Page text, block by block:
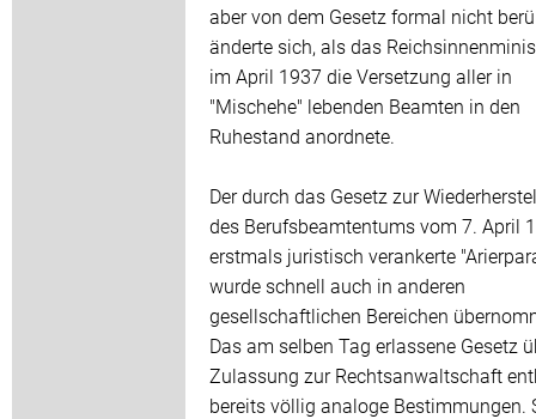
aber von dem Gesetz formal nicht
änderte sich, als das
im April 1937 die Versetzung aller in
"Mischehe" lebenden Beamten in den
Ruhestand anordnete.
Der durch das Gesetz zur
des Berufsbeamtentums vom 7. April
erstmals juristisch verankerte
wurde schnell auch in anderen
gesellschaftlichen Bereichen
Das am selben Tag erlassene Gesetz
Zulassung zur Rechtsanwaltschaft
bereits völlig analoge Bestimmungen.